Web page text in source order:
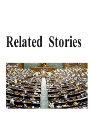
Related Stories